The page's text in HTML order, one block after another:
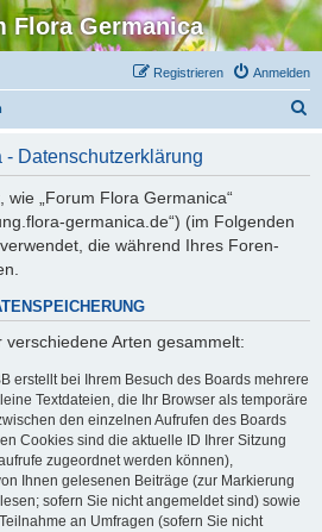
Flora Germanica
Anmelden
Registrieren
- Datenschutzerklärung
„Forum Flora Germanica“
germanica.de“) (im Folgenden
die während Ihres Foren-
Arten gesammelt:
erstellt bei Ihrem Besuch des Boards mehrere
Textdateien, die Ihr Browser als temporäre
den einzelnen Aufrufen des Boards
Cookies sind die aktuelle ID Ihrer Sitzung
zugeordnet werden können),
Ihnen gelesenen Beiträge (zur Markierung
sofern Sie nicht angemeldet sind) sowie
an Umfragen (sofern Sie nicht